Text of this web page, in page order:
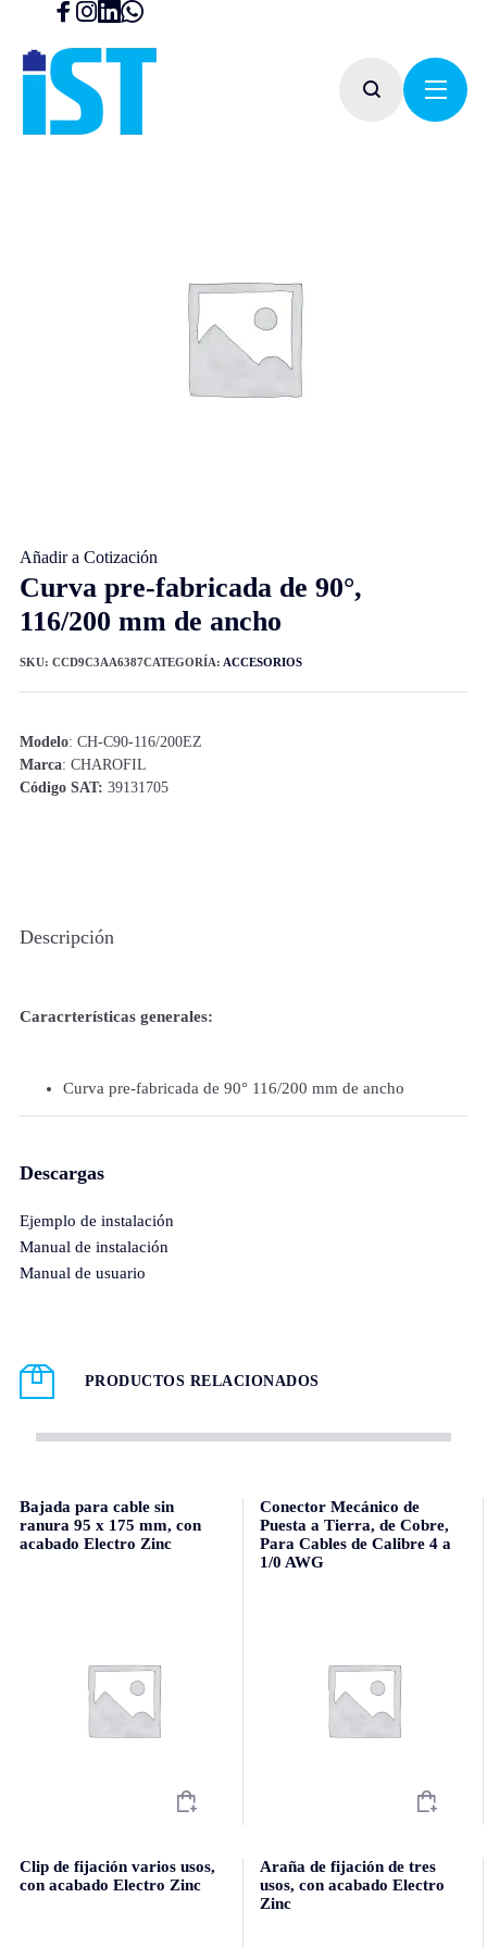
Curva pre-fabricada de 90°,
116/200 mm de ancho
Modelo: CH-C90-116/200EZ
Marca: CHAROFIL
Código SAT: 39131705
Añadir a Cotización
SKU: CCD9C3AA6387CATEGORÍA: ACCESORIOS
Descripción
Caracrterísticas generales:
Curva pre-fabricada de 90° 116/200 mm de ancho
Descargas
Ejemplo de instalación
Manual de instalación
Manual de usuario
PRODUCTOS RELACIONADOS
Bajada para cable sin
ranura 95 x 175 mm, con
acabado Electro Zinc
Conector Mecánico de
Puesta a Tierra, de Cobre,
Para Cables de Calibre 4 a
1/0 AWG
Clip de fijación varios usos,
con acabado Electro Zinc
Araña de fijación de tres
usos, con acabado Electro
Zinc